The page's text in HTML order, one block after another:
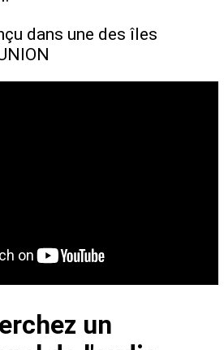
dans une des îles
un